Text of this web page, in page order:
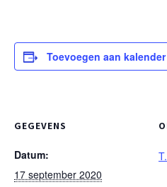
Toevoegen aan kalender
GEGEVENS
Datum:
17 september 2020